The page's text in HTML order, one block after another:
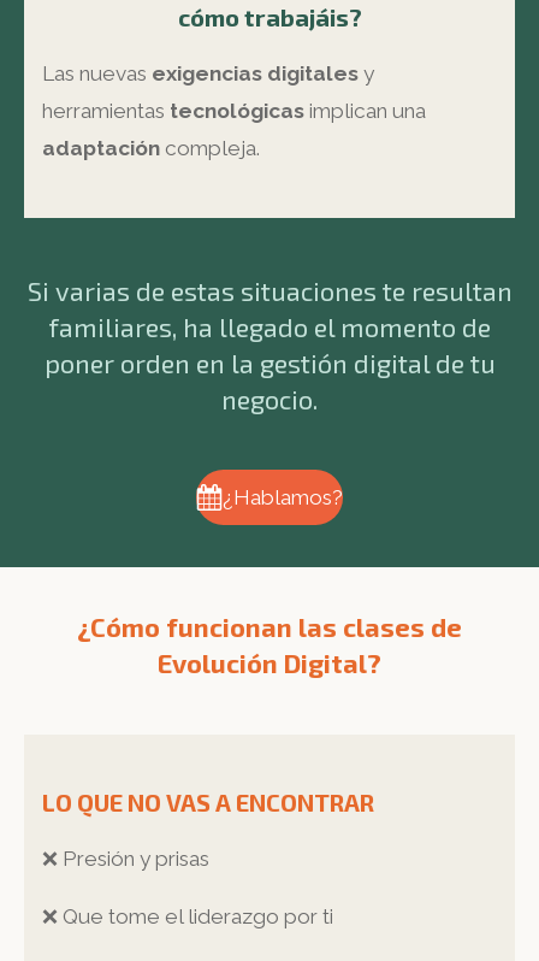
cómo trabajáis?
Las nuevas exigencias digitales y
herramientas tecnológicas implican una
adaptación compleja.
Si varias de estas situaciones te resultan
familiares, ha llegado el momento de
poner orden en la gestión digital de tu
negocio.
¿Hablamos?
¿Cómo funcionan las clases de
Evolución Digital?
LO QUE NO VAS A ENCONTRAR
❌ Presión y prisas
❌ Que tome el liderazgo por ti